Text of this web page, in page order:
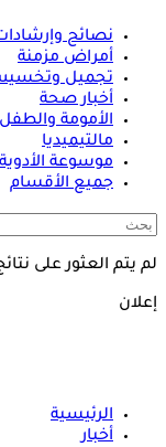
نصائح
أمراض مزمنة
تجميل
أخبار صحة
الأمومة والطفل
مالتيميديا
موسوعة الأدوية
جميع الأقسام
لم يتم العثور على
إعلان
الرئيسية
أخبار